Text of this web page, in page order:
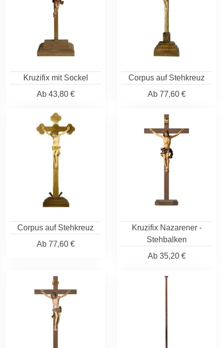
Kruzifix mit Sockel
Ab43,80 €
Corpus auf Stehkreuz
Ab77,60 €
Corpus auf Stehkreuz
Ab77,60 €
Kruzifix Nazarener -
Stehbalken
Ab35,20 €